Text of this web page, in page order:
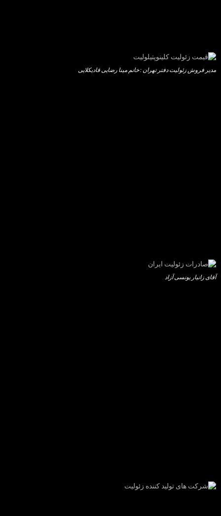
مدیر فروش زئولیت دفتر تهران : خانم مینا رضایی قادیکلایی
آقای زانیار یونسی آزاد